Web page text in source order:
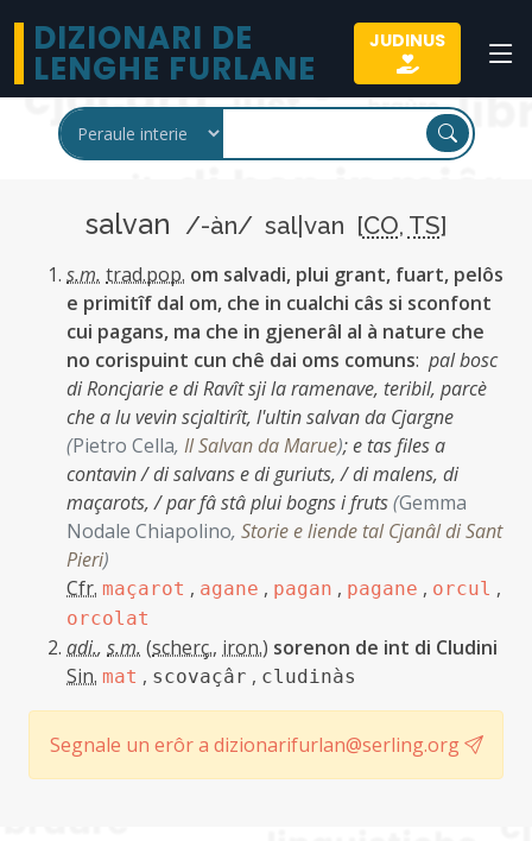
DIZIONARI DE
LENGHE FURLANE
JUDINUS
salvan /-àn/ sal|van [CO, TS]
s.m. trad.pop. om salvadi, plui grant, fuart, pelôs
e primitîf dal om, che in cualchi câs si sconfont
cui pagans, ma che in gjenerâl al à nature che
no corispuint cun chê dai oms comuns: pal bosc
di Roncjarie e di Ravît sji la ramenave, teribil, parcè
che a lu vevin scjaltirît, l'ultin salvan da Cjargne
(Pietro Cella, Il Salvan da Marue);e tas files a
contavin / di salvans e di guriuts, / di malens, di
maçarots, / par fâ stâ plui bogns i fruts(Gemma
Nodale Chiapolino, Storie e liende tal Cjanâl di Sant
Pieri)
Cfr. maçarot , agane , pagan , pagane , orcul ,
orcolat
adi., s.m. (scherç., iron.) sorenon de int di Cludini
Sin. mat , scovaçâr , cludinàs
Segnale un erôr a dizionarifurlan@serling.org